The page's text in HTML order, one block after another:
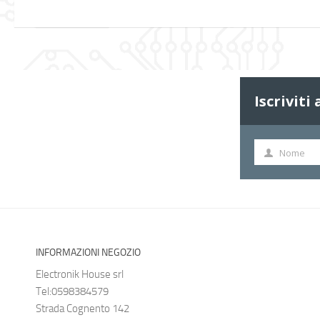
Iscriviti
Nome
Nome
INFORMAZIONI NEGOZIO
Electronik House srl
Tel:0598384579
Strada Cognento 142